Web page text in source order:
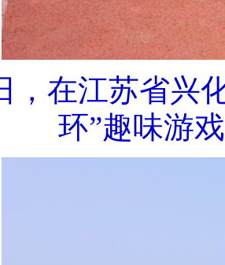
，在江苏省兴
环”趣味游